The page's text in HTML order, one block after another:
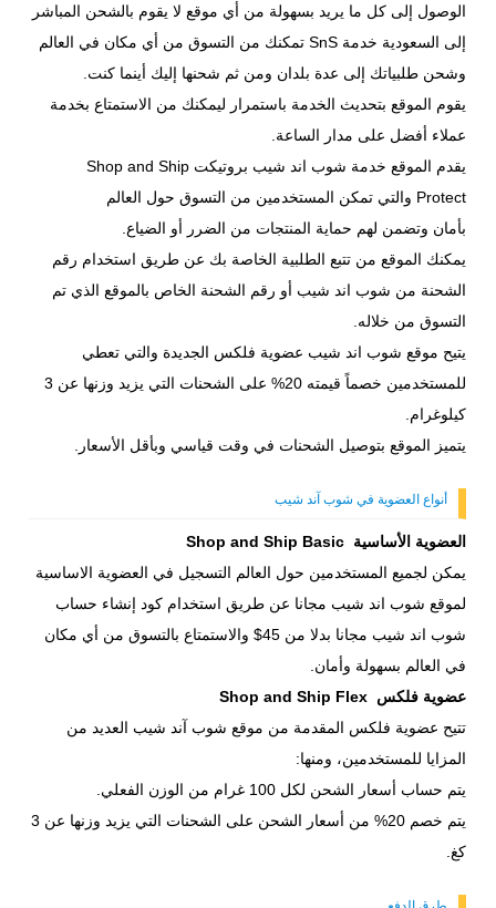
الوصول إلى كل ما يريد بسهولة من أي موقع لا يقوم بالشحن المباشر
إلى السعودية خدمة SnS تمكنك من التسوق من أي مكان في العالم
وشحن طلبياتك إلى عدة بلدان ومن ثم شحنها إليك أينما كنت.
يقوم الموقع بتحديث الخدمة باستمرار ليمكنك من الاستمتاع بخدمة
عملاء أفضل على مدار الساعة.
يقدم الموقع خدمة شوب اند شيب بروتيكت Shop and Ship
Protect والتي تمكن المستخدمين من التسوق حول العالم
بأمان وتضمن لهم حماية المنتجات من الضرر أو الضياع.
يمكنك الموقع من تتبع الطلبية الخاصة بك عن طريق استخدام رقم
الشحنة من شوب اند شيب أو رقم الشحنة الخاص بالموقع الذي تم
التسوق من خلاله.
يتيح موقع شوب اند شيب عضوية فلكس الجديدة والتي تعطي
للمستخدمين خصماً قيمته 20% على الشحنات التي يزيد وزنها عن 3
كيلوغرام.
يتميز الموقع بتوصيل الشحنات في وقت قياسي وبأقل الأسعار.
أنواع العضوية في شوب آند شيب
العضوية الأساسية Shop and Ship Basic
يمكن لجميع المستخدمين حول العالم التسجيل في العضوية الاساسية
لموقع شوب اند شيب مجانا عن طريق استخدام كود إنشاء حساب
شوب اند شيب مجانا بدلا من 45$ والاستمتاع بالتسوق من أي مكان
في العالم بسهولة وأمان.
عضوية فلكس Shop and Ship Flex
تتيح عضوية فلكس المقدمة من موقع شوب آند شيب العديد من
المزايا للمستخدمين، ومنها:
يتم حساب أسعار الشحن لكل 100 غرام من الوزن الفعلي.
يتم خصم 20% من أسعار الشحن على الشحنات التي يزيد وزنها عن 3
كغ.